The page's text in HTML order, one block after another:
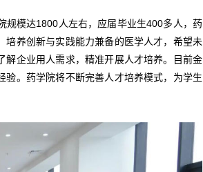
规模达1800人左右，应届毕业生400多人，药
培养创新与实践能力兼备的医学人才，希望未
解企业用人需求，精准开展人才培养。目前金
。药学院将不断完善人才培养模式，为学生